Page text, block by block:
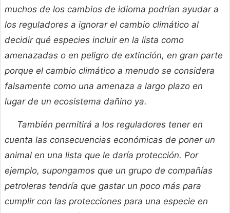
muchos de los cambios de idioma podrían ayudar a
los reguladores a ignorar el cambio climático al
decidir qué especies incluir en la lista como
amenazadas o en peligro de extinción, en gran parte
porque el cambio climático a menudo se considera
falsamente como una amenaza a largo plazo en
lugar de un ecosistema dañino ya.
También permitirá a los reguladores tener en
cuenta las consecuencias económicas de poner un
animal en una lista que le daría protección. Por
ejemplo, supongamos que un grupo de compañías
petroleras tendría que gastar un poco más para
cumplir con las protecciones para una especie en